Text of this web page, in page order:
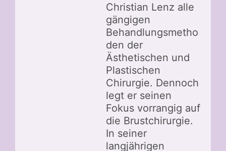
Christian Lenz alle
gängigen
Behandlungsmetho
den der
Ästhetischen und
Plastischen
Chirurgie. Dennoch
legt er seinen
Fokus vorrangig auf
die Brustchirurgie.
In seiner
langjährigen